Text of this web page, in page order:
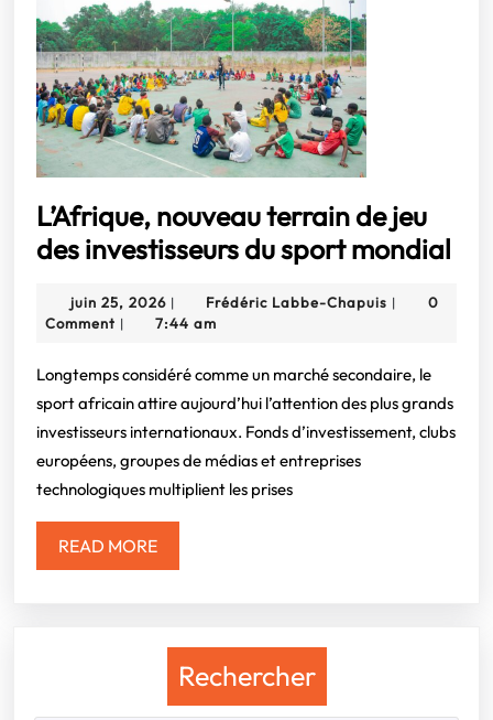
Innover
pour
une
transition
énergétique
et
inclusive
L’Afrique, nouveau terrain de jeu
des investisseurs du sport mondial
des
juin 25, 2026juin
25,
| Frédéric Labbe-Chapuis Frédéric
|
0
Comment | 7:44 am
Longtemps considéré comme un marché secondaire, le
sport africain attire aujourd’hui l’attention des plus grands
investisseurs internationaux. Fonds d’investissement, clubs
européens, groupes de médias et entreprises
technologiques multiplient les prises
READ MOREREAD
MORE
Rechercher